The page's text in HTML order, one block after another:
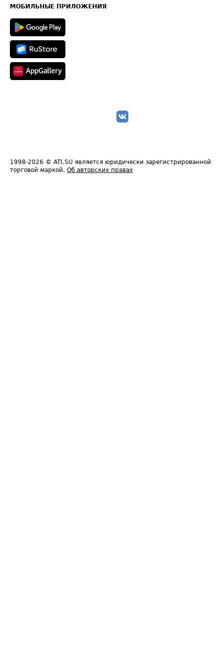
Техническая информация
МОБИЛЬНЫЕ ПРИЛОЖЕНИЯ
1998-2026 © ATI.SU является юридически зарегистрированной
торговой маркой. Об авторских правах